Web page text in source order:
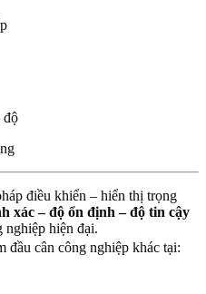
độ
điều khiển – hiển thị trọng
xác – độ ổn định – độ tin cậy
nghiệp hiện đại.
đầu cân công nghiệp khác tại: